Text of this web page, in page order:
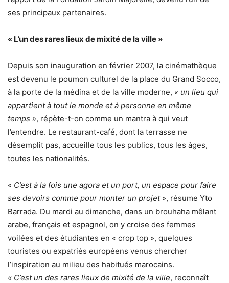
ses principaux partenaires.
« L’un des rares lieux de mixité de la ville »
Depuis son inauguration en février 2007, la cinémathèque
est devenu le poumon culturel de la place du Grand Socco,
à la porte de la médina et de la ville moderne, « un lieu qui
appartient à tout le monde et à personne en même
temps », répète-t-on comme un mantra à qui veut
l’entendre. Le restaurant-café, dont la terrasse ne
désemplit pas, accueille tous les publics, tous les âges,
toutes les nationalités.
« C’est à la fois une agora et un port, un espace pour faire
ses devoirs comme pour monter un projet », résume Yto
Barrada. Du mardi au dimanche, dans un brouhaha mêlant
arabe, français et espagnol, on y croise des femmes
voilées et des étudiantes en « crop top », quelques
touristes ou expatriés européens venus chercher
l’inspiration au milieu des habitués marocains.
« C’est un des rares lieux de mixité de la ville, reconnaît